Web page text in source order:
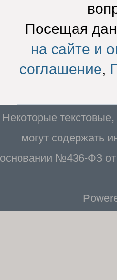
Посещая
на сайте и
соглашение,
Некоторые
могут содержать
основании №436-ФЗ